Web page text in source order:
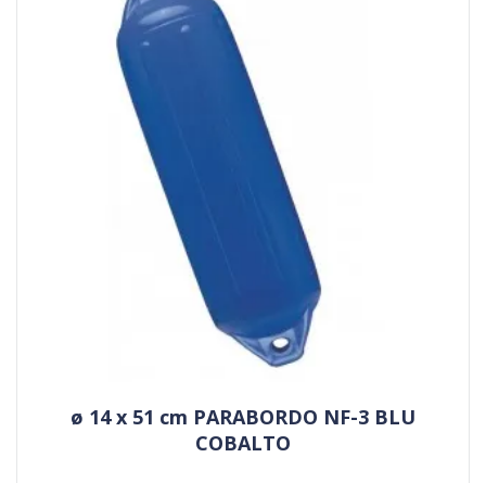
ø 14 x 51 cm PARABORDO NF-3 BLU
COBALTO